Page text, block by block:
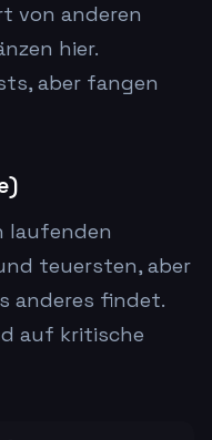
von anderen
hier.
aber fangen
laufenden
teuersten, aber
anderes findet.
auf kritische